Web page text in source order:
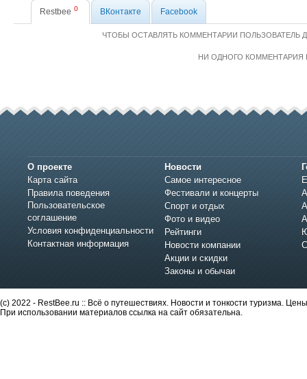
Restbee 0 ВКонтакте Facebook
ЧТОБЫ ОСТАВЛЯТЬ КОММЕНТАРИИ
НИ ОДНОГО КОММЕНТАРИЯ
О проекте
Карта сайта
Правила поведения
Пользовательское
соглашение
Условия конфиденциальности
Контактная информация
Новости
Самое интересное
Фестивали и концерты
Спорт и отдых
Фото и видео
Рейтинги
Новости компании
Акции и скидки
Законы и обычаи
(c) 2022 - RestBee.ru :: Всё о путешествиях. Новости и тонкости туризма.
При использовании материалов ссылка на сайт обязательна.